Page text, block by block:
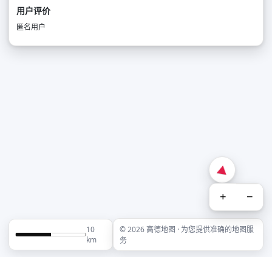
用户评价
匿名用户
+ −
10
km
© 2026 高德地图 · 为您提供准确的地图服
务